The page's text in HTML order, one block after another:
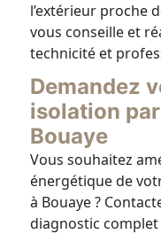
l’extérieur proche
vous conseille et
technicité et
Demandez
isolation
Bouaye
Vous souhaitez
énergétique de
à Bouaye ?
diagnostic